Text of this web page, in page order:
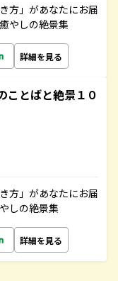
方」があなたにお届
やしの絶景集
詳細を見る
ことばと絶景１０
方」があなたにお届
しの絶景集
詳細を見る